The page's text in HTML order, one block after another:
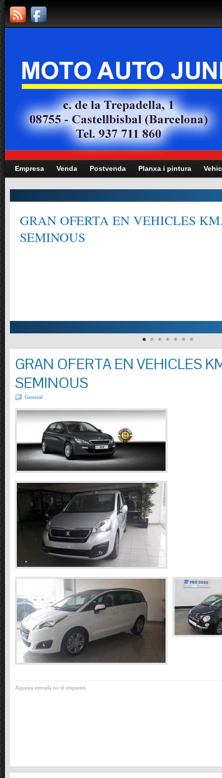
Empresa Venda Postvenda Planxa i pintura
GRAN OFERTA EN VEHICLES
SEMINOUS
GRAN OFERTA EN VEHICLES
SEMINOUS
General
Aquesta entrada no té etiquetes